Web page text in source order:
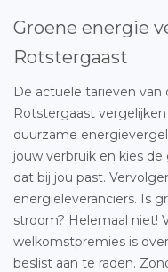
Groene energie
Rotstergaast
De actuele tarieven
Rotstergaast
duurzame
jouw verbruik en kies
dat bij jou past.
energieleveranciers. Is
stroom? Helemaal niet!
welkomstpremies is
beslist aan te raden.